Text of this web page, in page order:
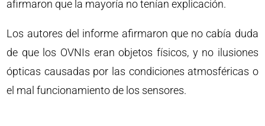
afirmaron que la mayoría no tenían explicación.
Los autores del informe afirmaron que no cabía duda
de que los OVNIs eran objetos físicos, y no ilusiones
ópticas causadas por las condiciones atmosféricas o
el mal funcionamiento de los sensores.